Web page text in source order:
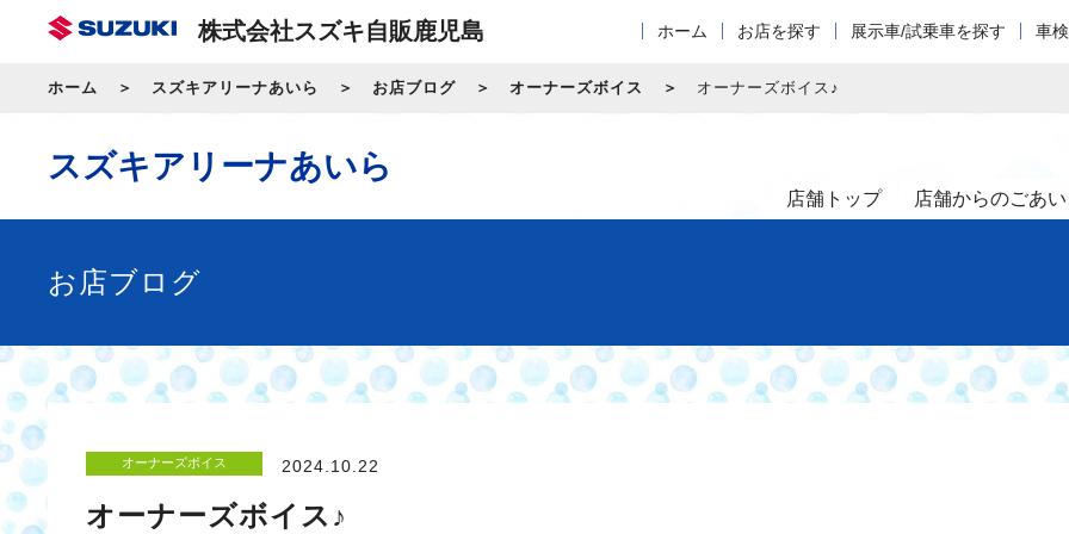
株式会社スズキ自販鹿児島 ホーム お店を探す 展示車/試乗車を探す 車
ホーム スズキアリーナあいら お店ブログ オーナーズボイス オーナーズボイス♪
スズキアリーナあいら
店舗トップ 店舗からのごあ
お店ブログ
オーナーズボイス 2024.10.22
オーナーズボイス♪